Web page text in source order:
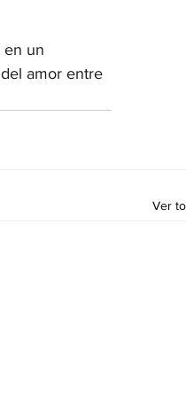
en un
amor entre
Ver